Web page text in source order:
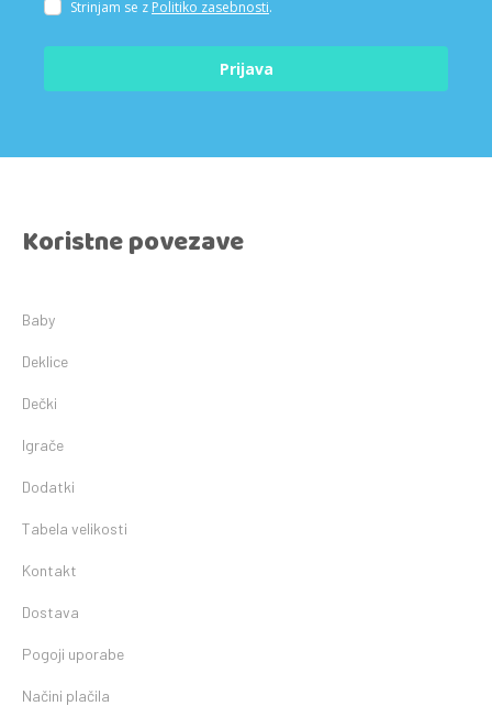
Strinjam se z Politiko zasebnosti.
Prijava
Koristne povezave
Baby
Deklice
Dečki
Igrače
Dodatki
Tabela velikosti
Kontakt
Dostava
Pogoji uporabe
Načini plačila